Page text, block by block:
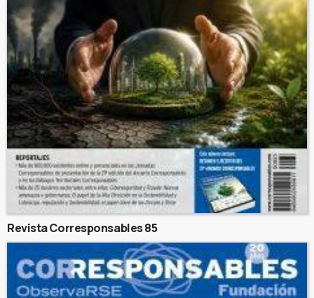
Revista Corresponsables 85